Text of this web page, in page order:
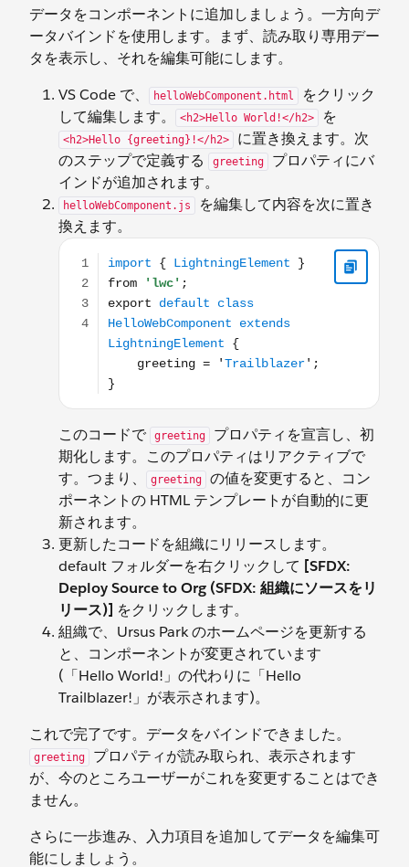
データをコンポーネントに追加しましょう。一方向デ
ータバインドを使用します。まず、読み取り専用デー
タを表示し、それを編集可能にします。
VS Code で、
helloWebComponent.html
をクリック
して編集します。
<h2>Hello World!</h2> を
<h2>Hello {greeting}!</h2>
に置き換えます。次
のステップで定義する
greeting
プロパティにバ
インドが追加されます。
helloWebComponent.js
を編集して内容を次に置き
換えます。
import { LightningElement } from 'lwc'; export
このコードで greeting
プロパティを宣言し、初
期化します。このプロパティはリアクティブで
す。つまり、
greeting
の値を変更すると、コン
ポーネントの HTML テンプレートが自動的に更
新されます。
更新したコードを組織にリリースします。
default フォルダーを右クリックして [SFDX:
Deploy Source to Org (SFDX: 組織にソースをリ
リース)] をクリックします。
組織で、Ursus Park のホームページを更新する
と、コンポーネントが変更されています
(「Hello World!」の代わりに「Hello
Trailblazer!」が表示されます)。
これで完了です。データをバインドできました。
greeting
プロパティが読み取られ、表示されます
が、今のところユーザーがこれを変更することはでき
ません。
さらに一歩進み、入力項目を追加してデータを編集可
能にしましょう。